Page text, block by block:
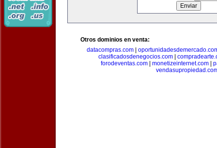
Otros dominios en venta:
datacompras.com
clasificadosdenegocios.com|
forodeventas.com| monetizeinternet.com|